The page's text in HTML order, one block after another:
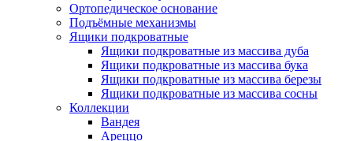
Ортопедическое основание
Подъёмные механизмы
Ящики подкроватные
Ящики подкроватные из массива дуба
Ящики подкроватные из массива бука
Ящики подкроватные из массива березы
Ящики подкроватные из массива сосны
Коллекции
Вандея
Ареццо